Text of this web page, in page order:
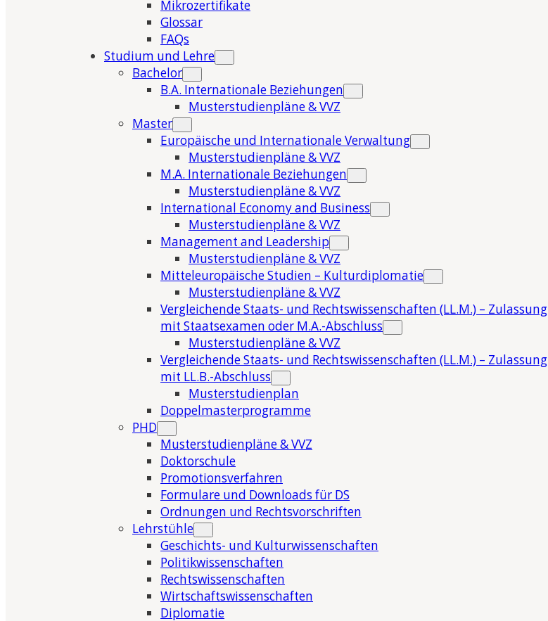
Mikrozertifikate
Glossar
FAQs
Studium und Lehre
Bachelor
B.A. Internationale Beziehungen
Musterstudienpläne & VVZ
Master
Europäische und Internationale Verwaltung
Musterstudienpläne & VVZ
M.A. Internationale Beziehungen
Musterstudienpläne & VVZ
International Economy and Business
Musterstudienpläne & VVZ
Management and Leadership
Musterstudienpläne & VVZ
Mitteleuropäische Studien – Kulturdiplomatie
Musterstudienpläne & VVZ
Vergleichende Staats- und Rechtswissenschaften (LL.M.) – Zulassung
mit Staatsexamen oder M.A.-Abschluss
Musterstudienpläne & VVZ
Vergleichende Staats- und Rechtswissenschaften (LL.M.) – Zulassung
mit LL.B.-Abschluss
Musterstudienplan
Doppelmasterprogramme
PHD
Musterstudienpläne & VVZ
Doktorschule
Promotionsverfahren
Formulare und Downloads für DS
Ordnungen und Rechtsvorschriften
Lehrstühle
Geschichts- und Kulturwissenschaften
Politikwissenschaften
Rechtswissenschaften
Wirtschaftswissenschaften
Diplomatie